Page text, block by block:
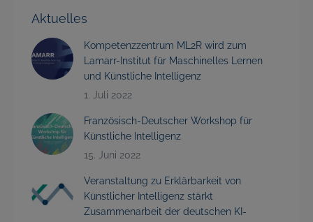
Aktuelles
Kompetenzzentrum ML2R wird zum
Lamarr-Institut für Maschinelles Lernen
und Künstliche Intelligenz
1. Juli 2022
Französisch-Deutscher Workshop für
Künstliche Intelligenz
15. Juni 2022
Veranstaltung zu Erklärbarkeit von
Künstlicher Intelligenz stärkt
Zusammenarbeit der deutschen KI-